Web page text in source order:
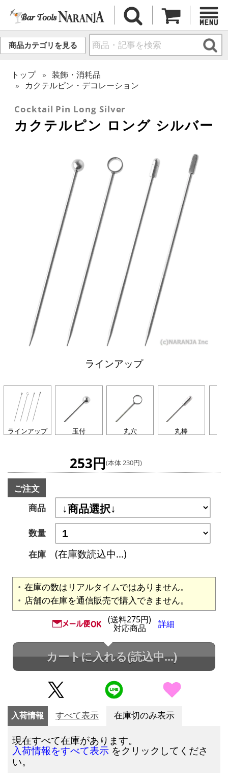
商品カテゴリを見る
トップ
装飾・消耗品
カクテルピン・デコレーション
Cocktail Pin Long Silver
カクテルピン ロング シルバー
ラインアップ
ラインアップ 玉付 丸穴 丸棒
253円(本体 230円)
ご注文
商品
数量
在庫
(在庫数読込中...)
在庫の数はリアルタイムではありません。
店舗の在庫を通信販売で購入できません。
(送料275円)
対応商品 詳細
カートに入れる(読込中...)
入荷情報 すべて表示 在庫切のみ表示
現在すべて在庫があります。
入荷情報をすべて表示 をクリックしてくださ
い。